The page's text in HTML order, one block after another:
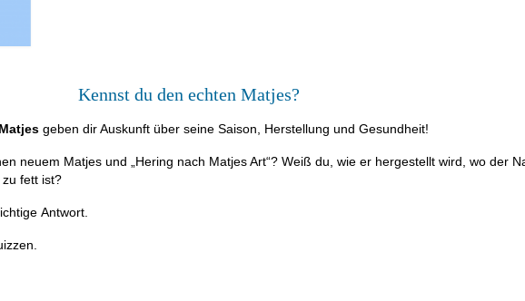
Kennst du den echten Matjes?
geben dir Auskunft über seine Saison, Herstellung und Gesundheit!
neuem Matjes und „Hering nach Matjes Art“? Weiß du, wie er hergestellt wird, wo der
fett ist?
Antwort.